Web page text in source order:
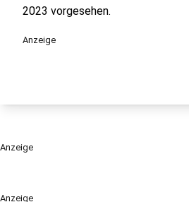
Anzeige
2023 vorgesehen.
Anzeige
Anzeige